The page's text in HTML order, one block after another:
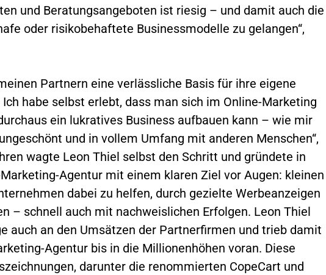
und Beratungsangeboten ist riesig – und damit auch die
oder risikobehaftete Businessmodelle zu gelangen“,
Partnern eine verlässliche Basis für ihre eigene
habe selbst erlebt, dass man sich im Online-Marketing
ein lukratives Business aufbauen kann – wie mir
und in vollem Umfang mit anderen Menschen“,
wagte Leon Thiel selbst den Schritt und gründete in
Agentur mit einem klaren Ziel vor Augen: kleinen
dabei zu helfen, durch gezielte Werbeanzeigen
– schnell auch mit nachweislichen Erfolgen. Leon Thiel
auch an den Umsätzen der Partnerfirmen und trieb damit
Agentur bis in die Millionenhöhen voran. Diese
darunter die renommierten CopeCart und